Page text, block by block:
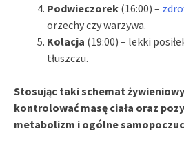
Podwieczorek (16:00) –
orzechy czy warzywa.
Kolacja (19:00) – lekki
tłuszczu.
Stosując taki schemat
kontrolować masę ciała oraz
metabolizm i ogólne